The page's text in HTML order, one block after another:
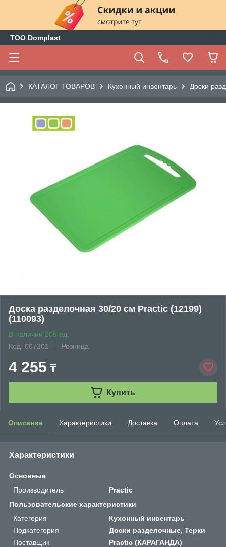
ТОО Domplast
КАТАЛОГ ТОВАРОВ Кухонный инвентарь Доски
Доска разделочная 30/20 см Practic (12199)
(110093)
В наличии 205 ед.
Код: 007201
Розница
4 255 ₸
Купить
Описание Характеристики Доставка Оплата
Характеристики
Основные
Производитель
Practic
Пользовательские характеристики
Категория
Кухонный инвентарь
Подкатегория
Доски разделочные, Терки
Поставщик
Practic (КАРАГАНДА)